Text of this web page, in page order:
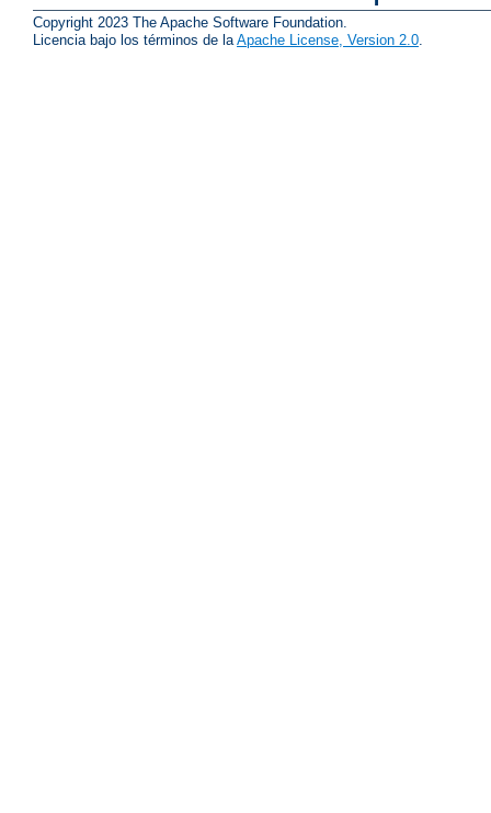
Copyright 2023 The Apache Software Foundation.
Licencia bajo los términos de laApache License, Version 2.0.